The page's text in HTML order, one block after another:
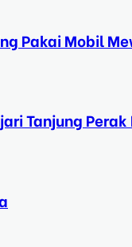
Pakai Mobil
Tanjung